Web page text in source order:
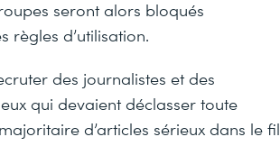
seront alors bloqués
règles d’utilisation.
des journalistes et des
qui devaient déclasser toute
d’articles sérieux dans le fil